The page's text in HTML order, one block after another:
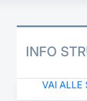
INFO
VAI ALLE